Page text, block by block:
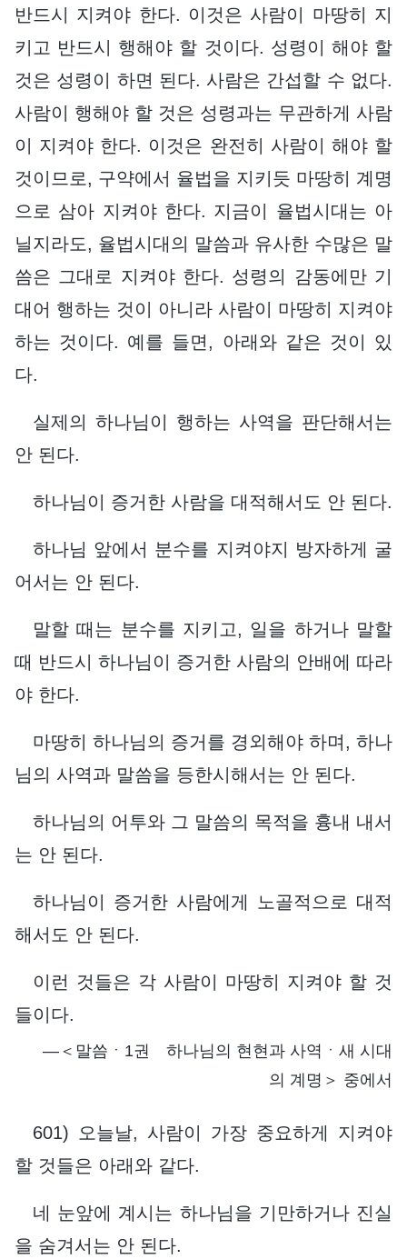
반드시 지켜야 한다. 이것은 사람이 마땅히 지
키고 반드시 행해야 할 것이다. 성령이 해야 할
것은 성령이 하면 된다. 사람은 간섭할 수 없다.
사람이 행해야 할 것은 성령과는 무관하게 사람
이 지켜야 한다. 이것은 완전히 사람이 해야 할
것이므로, 구약에서 율법을 지키듯 마땅히 계명
으로 삼아 지켜야 한다. 지금이 율법시대는 아
닐지라도, 율법시대의 말씀과 유사한 수많은 말
씀은 그대로 지켜야 한다. 성령의 감동에만 기
대어 행하는 것이 아니라 사람이 마땅히 지켜야
하는 것이다. 예를 들면, 아래와 같은 것이 있
다.
실제의 하나님이 행하는 사역을 판단해서는
안 된다.
하나님이 증거한 사람을 대적해서도 안 된다.
하나님 앞에서 분수를 지켜야지 방자하게 굴
어서는 안 된다.
말할 때는 분수를 지키고, 일을 하거나 말할
때 반드시 하나님이 증거한 사람의 안배에 따라
야 한다.
마땅히 하나님의 증거를 경외해야 하며, 하나
님의 사역과 말씀을 등한시해서는 안 된다.
하나님의 어투와 그 말씀의 목적을 흉내 내서
는 안 된다.
하나님이 증거한 사람에게 노골적으로 대적
해서도 안 된다.
이런 것들은 각 사람이 마땅히 지켜야 할 것
들이다.
―＜말씀ㆍ1권 하나님의 현현과 사역ㆍ새 시대
의 계명＞ 중에서
601) 오늘날, 사람이 가장 중요하게 지켜야
할 것들은 아래와 같다.
네 눈앞에 계시는 하나님을 기만하거나 진실
을 숨겨서는 안 된다.